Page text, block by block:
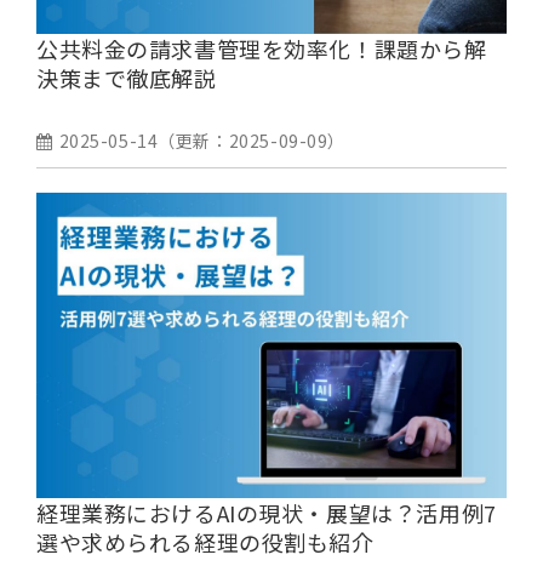
公共料金の請求書管理を効率化！課題から解
決策まで徹底解説
2025-05-14 （更新： 2025-09-09）
経理業務におけるAIの現状・展望は？活用例7
選や求められる経理の役割も紹介